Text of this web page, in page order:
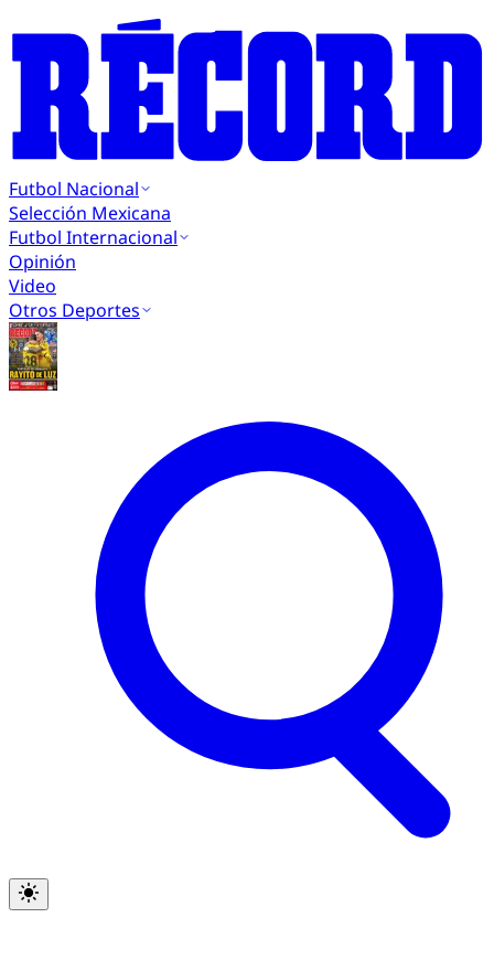
Futbol Nacional
Selección Mexicana
Futbol Internacional
Opinión
Video
Otros Deportes